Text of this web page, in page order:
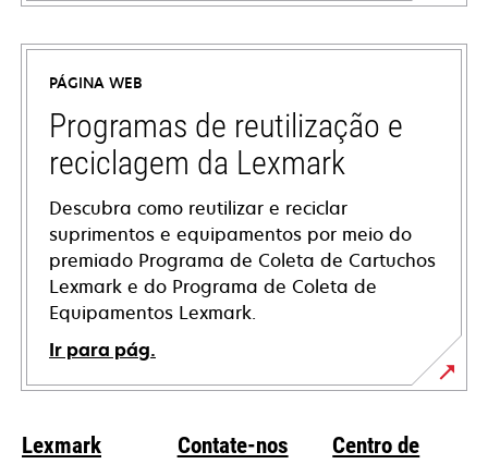
opens
in
new
tab
PÁGINA WEB
Programas de reutilização e
reciclagem da Lexmark
Descubra como reutilizar e reciclar
suprimentos e equipamentos por meio do
premiado Programa de Coleta de Cartuchos
Lexmark e do Programa de Coleta de
Equipamentos Lexmark.
Ir para pág.
Lexmark Contate-nos Centro de